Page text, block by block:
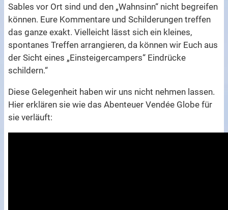
Sables vor Ort sind und den „Wahnsinn“ nicht begreifen
können. Eure Kommentare und Schilderungen treffen
das ganze exakt. Vielleicht lässt sich ein kleines,
spontanes Treffen arrangieren, da können wir Euch aus
der Sicht eines „Einsteigercampers“ Eindrücke
schildern.“
Diese Gelegenheit haben wir uns nicht nehmen lassen.
Hier erklären sie wie das Abenteuer Vendée Globe für
sie verläuft: